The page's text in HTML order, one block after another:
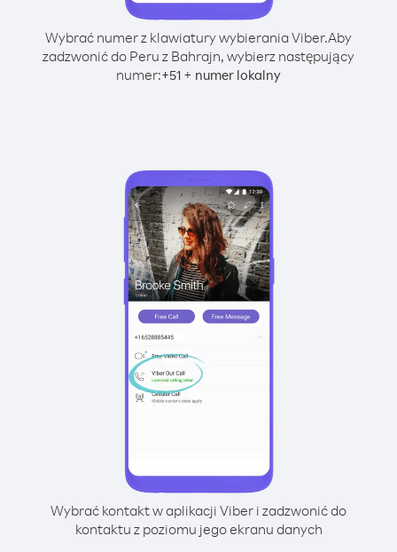
Wybrać numer z klawiatury wybierania Viber.Aby
zadzwonić do Peru z Bahrajn, wybierz następujący
numer:+51 + numer lokalny
Wybrać kontakt w aplikacji Viber i zadzwonić do
kontaktu z poziomu jego ekranu danych